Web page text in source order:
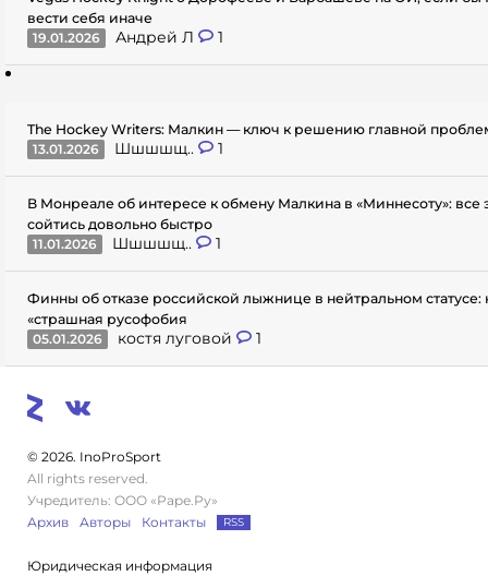
вести себя иначе
19.01.2026
Андрей Л 1
The Hockey Writers: Малкин — ключ к решению главной
13.01.2026
Шшшшщ.. 1
В Монреале об интересе к обмену Малкина в «Миннесоту»: все
сойтись довольно быстро
11.01.2026
Шшшшщ.. 1
Финны об отказе российской лыжнице в нейтральном статусе:
«страшная русофобия
05.01.2026
костя луговой 1
© 2026. InoProSport
All rights reserved.
Учредитель: ООО «Раре.Ру»
Архив
Авторы Контакты RSS
Юридическая информация